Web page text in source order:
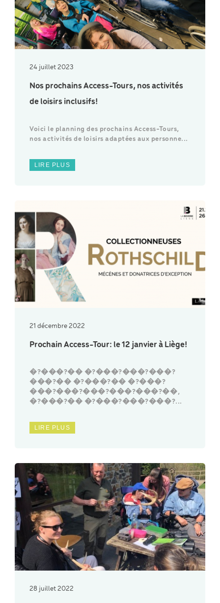
24 juillet 2023
Nos prochains Access-Tours, nos activités
de loisirs inclusifs!
Voici le planning des prochains Access-Tours,
nos activités de loisirs adaptées aux personne...
LIRE PLUS
21 décembre 2022
Prochain Access-Tour: le 12 janvier à Liège!
�?���?�� �?���?���?���?
���?�� �?���?�� �?���?
���?���?���?���?���?��,
�?���?�� �?���?���?���?...
LIRE PLUS
28 juillet 2022